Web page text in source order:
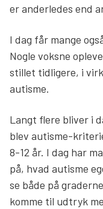
er anderledes end
I dag får mange
Nogle voksne
stillet tidligere, i
autisme.
Langt flere bliver i
blev autisme-
8-12 år. I dag har
på, hvad autisme
se både på
komme til udtryk